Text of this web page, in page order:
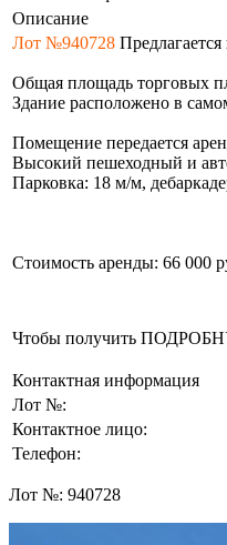
Описание
Лот №940728
Общая площадь торговых
Здание расположено в
Помещение передается
Высокий пешеходный и
Парковка: 18 м/м,
Стоимость аренды: 66 000
Чтобы получить
Контактная информация
Лот №:
Контактное лицо:
Телефон:
Лот №: 940728